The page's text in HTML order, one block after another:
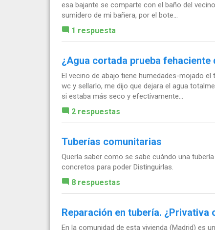
esa bajante se comparte con el baño del
sumidero de mi bañera, por el bote...
1 respuesta
¿Agua cortada prueba
El vecino de abajo tiene humedades-mojado
wc y sellarlo, me dijo que dejara el agua
si estaba más seco y efectivamente...
2 respuestas
Tuberías comunitarias
Quería saber como se sabe cuándo una
concretos para poder Distinguirlas.
8 respuestas
Reparación en tubería. ¿Privativa
En la comunidad de esta vivienda (Madrid) es